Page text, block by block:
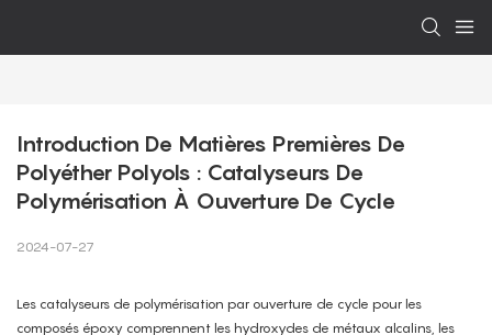
Introduction De Matières Premières De
Polyéther Polyols : Catalyseurs De
Polymérisation À Ouverture De Cycle
2024-07-27
Les catalyseurs de polymérisation par ouverture de cycle pour les
composés époxy comprennent les hydroxydes de métaux alcalins, les